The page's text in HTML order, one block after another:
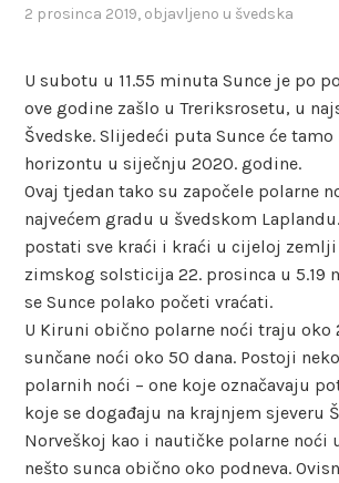
2 prosinca 2019, objavljeno u švedska
U subotu u 11.55 minuta Sunce je po
ove godine zašlo u Treriksrosetu, u
Švedske. Slijedeći puta Sunce će
horizontu u siječnju 2020. godine.
Ovaj tjedan tako su započele polarne
najvećem gradu u švedskom
postati sve kraći i kraći u cijeloj zemlji
zimskog solsticija 22. prosinca u 5.19
se Sunce polako početi vraćati.
U Kiruni obično polarne noći traju oko
sunčane noći oko 50 dana. Postoji
polarnih noći – one koje označavaju
koje se događaju na krajnjem sjeveru
Norveškoj kao i nautičke polarne noći
nešto sunca obično oko podneva.